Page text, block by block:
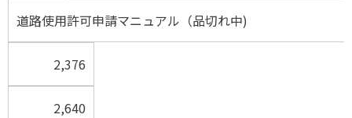
道路使用許可申請マニュアル（品切れ中)
2,376
2,640